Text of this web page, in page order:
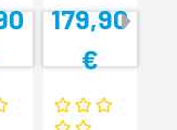
179,90
€